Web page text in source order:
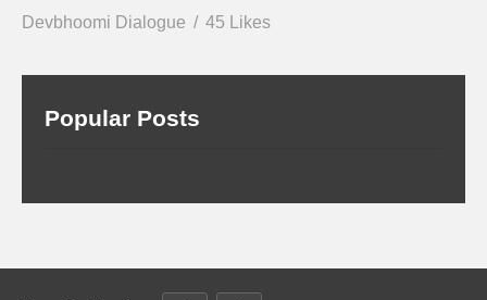
Devbhoomi Dialogue 45 Likes
Popular Posts